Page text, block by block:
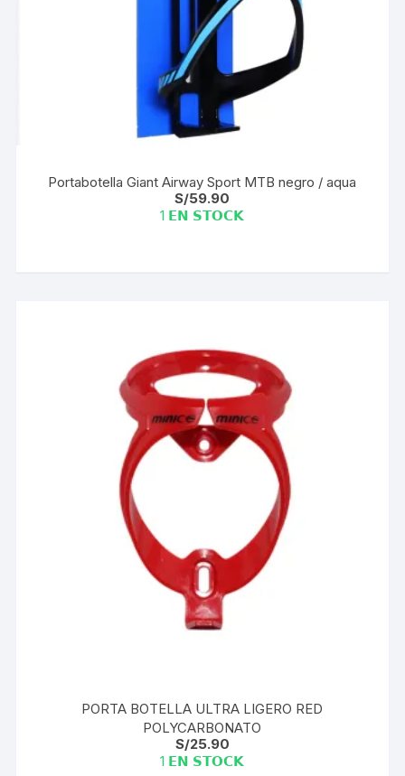
Portabotella Giant Airway Sport MTB negro / aqua
S/59.90
1 𝗘𝗡 𝗦𝗧𝗢𝗖𝗞
PORTA BOTELLA ULTRA LIGERO RED
POLYCARBONATO
S/25.90
1 𝗘𝗡 𝗦𝗧𝗢𝗖𝗞